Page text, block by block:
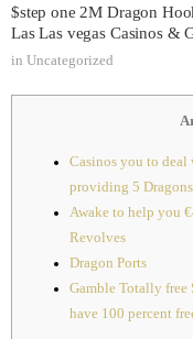
$step one 2M Dragon
Las Las vegas Casinos &
in Uncategorized
Casinos you to
providing 5
Awake to help you
Revolves
Dragon Ports
Gamble Totally
have 100 percent